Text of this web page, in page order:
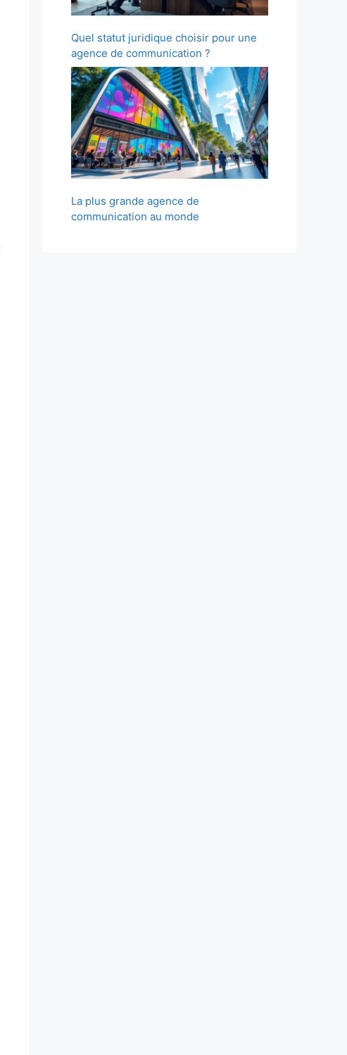
Quel statut juridique choisir pour une
agence de communication ?
La plus grande agence de
communication au monde